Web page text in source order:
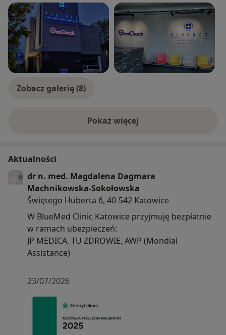
Zobacz galerię (8)
Pokaż więcejo doświadczeniu
Aktualności
dr n. med. Magdalena Dagmara
Machnikowska-Sokołowska
Świętego Huberta 6, 40-542 Katowice
W BlueMed Clinic Katowice przyjmuję bezpłatnie
w ramach ubezpieczeń:
JP MEDICA, TU ZDROWIE, AWP (Mondial
Assistance)
23/07/2026